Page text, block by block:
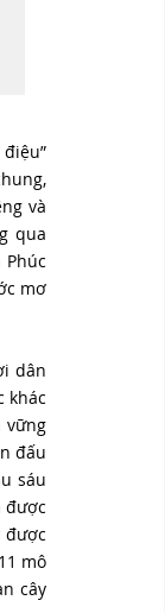
và
qua
mơ
dân
khác
vững
đấu
sáu
được
được
mô
cây